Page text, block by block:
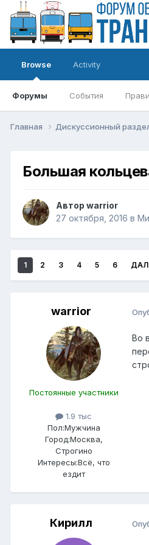
Browse
Форумы События
Activity
Главная Дискуссионный
Большая
Автор warrior
27 октября, 2016 в
1 2 3 4 5 6
warrior
Постоянные участники
1.9 тыс
Пол:Мужчина
Город:Москва,
Строгино
Интересы:Всё, что
ездит
Во
Кирилл